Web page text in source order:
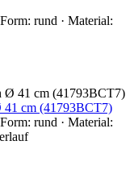
rund · Material:
cm (41793BCT7)
rund · Material: